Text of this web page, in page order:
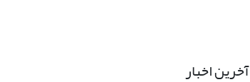
آخرین اخبار